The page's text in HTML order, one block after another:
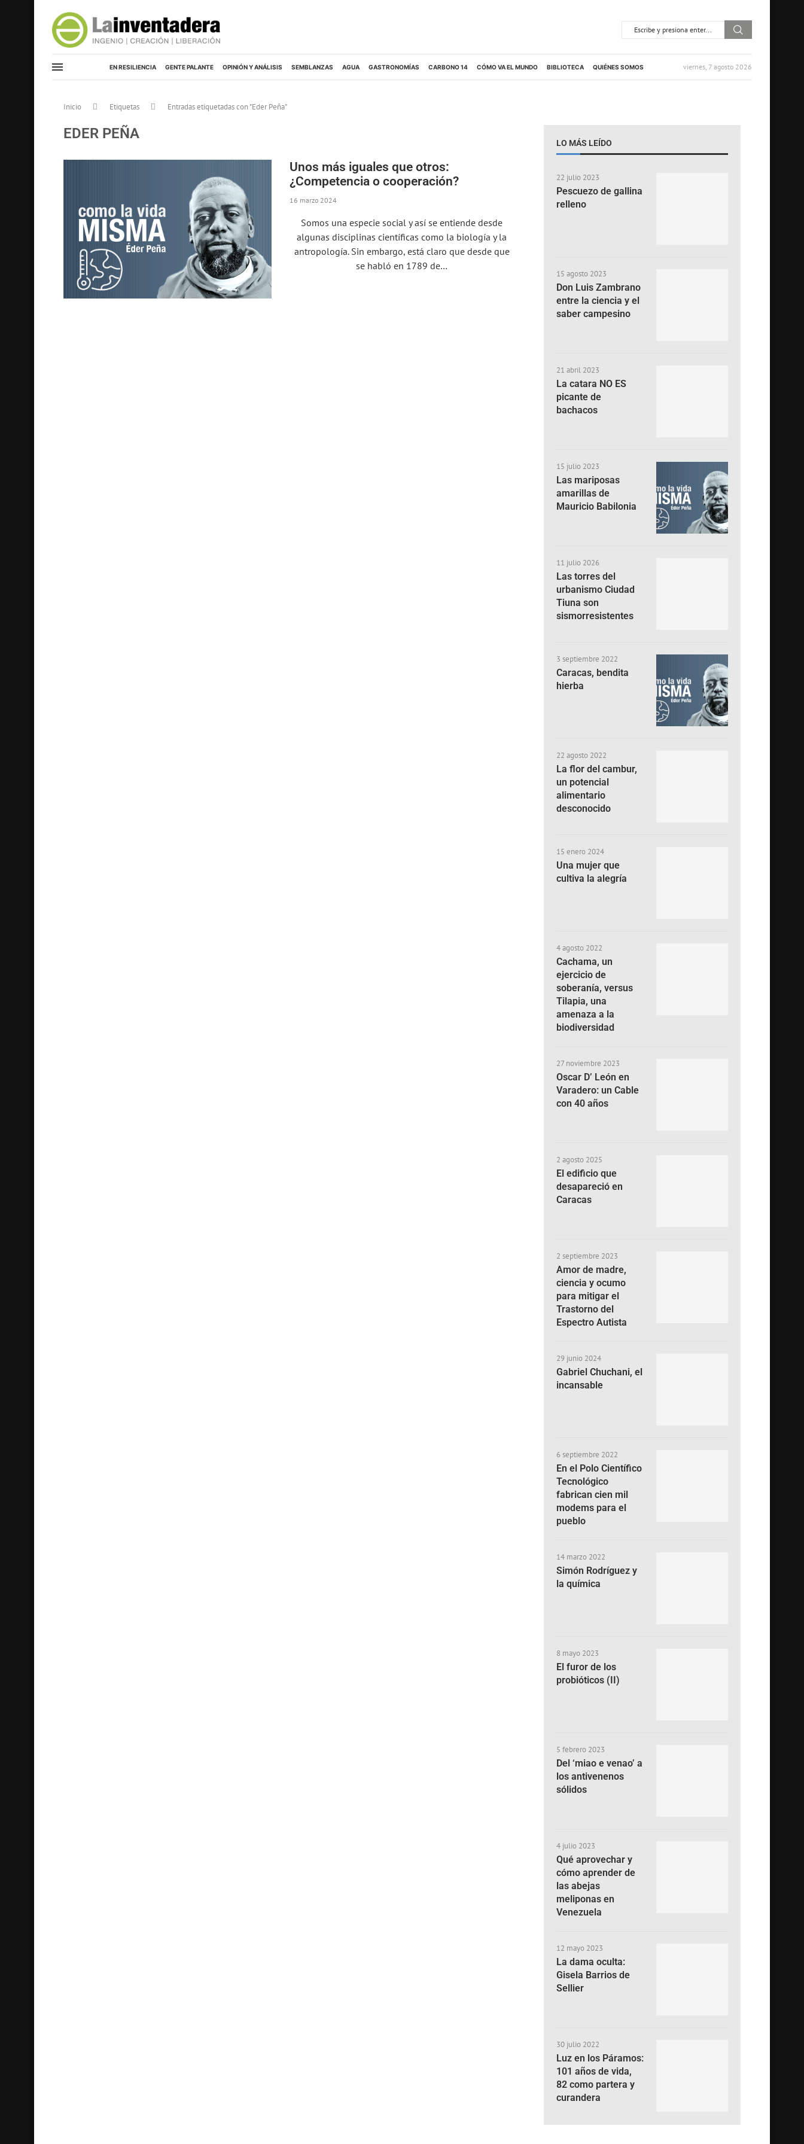
EN RESILIENCIA GENTE PALANTE OPINIÓN Y ANÁLISIS SEMBLANZAS AGUA GASTRONOMÍAS CARBONO 14 CÓMO VA EL MUNDO BIBLIOTECA QUIÉNES SOMOS viernes, 7 agosto 2026
Inicio Etiquetas Entradas etiquetadas con "Eder Peña"
EDER PEÑA
Unos más iguales que otros:
¿Competencia o cooperación?
16 marzo 2024
Somos una especie social y así se entiende desde
algunas disciplinas científicas como la biología y la
antropología. Sin embargo, está claro que desde que
se habló en 1789 de…
LO MÁS LEÍDO
22 julio 2023
Pescuezo de gallina
relleno
15 agosto 2023
Don Luis Zambrano
entre la ciencia y el
saber campesino
21 abril 2023
La catara NO ES
picante de
bachacos
15 julio 2023
Las mariposas
amarillas de
Mauricio Babilonia
11 julio 2026
Las torres del
urbanismo Ciudad
Tiuna son
sismorresistentes
3 septiembre 2022
Caracas, bendita
hierba
22 agosto 2022
La flor del cambur,
un potencial
alimentario
desconocido
15 enero 2024
Una mujer que
cultiva la alegría
4 agosto 2022
Cachama, un
ejercicio de
soberanía, versus
Tilapia, una
amenaza a la
biodiversidad
27 noviembre 2023
Oscar D’ León en
Varadero: un Cable
con 40 años
2 agosto 2025
El edificio que
desapareció en
Caracas
2 septiembre 2023
Amor de madre,
ciencia y ocumo
para mitigar el
Trastorno del
Espectro Autista
29 junio 2024
Gabriel Chuchani, el
incansable
6 septiembre 2022
En el Polo Científico
Tecnológico
fabrican cien mil
modems para el
pueblo
14 marzo 2022
Simón Rodríguez y
la química
8 mayo 2023
El furor de los
probióticos (II)
5 febrero 2023
Del ‘miao e venao’ a
los antivenenos
sólidos
4 julio 2023
Qué aprovechar y
cómo aprender de
las abejas
meliponas en
Venezuela
12 mayo 2023
La dama oculta:
Gisela Barrios de
Sellier
30 julio 2022
Luz en los Páramos:
101 años de vida,
82 como partera y
curandera